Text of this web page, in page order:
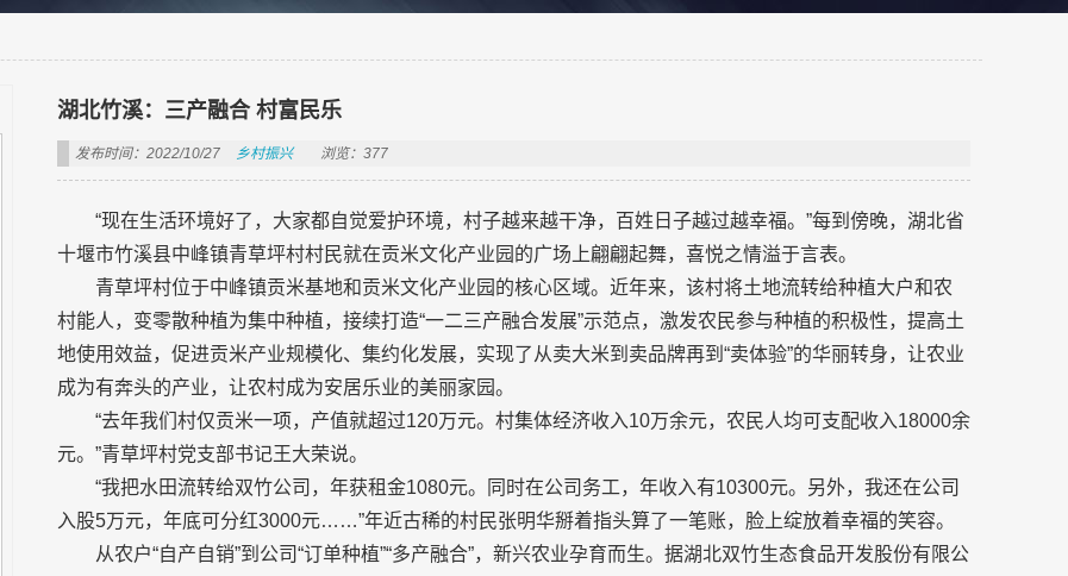
湖北竹溪：三产融合 村富民乐
发布时间：2022/10/27 乡村振兴 浏览：377
“现在生活环境好了，大家都自觉爱护环境，村子越来越干净，百姓日子越过越幸福。”每到傍晚，湖北省
十堰市竹溪县中峰镇青草坪村村民就在贡米文化产业园的广场上翩翩起舞，喜悦之情溢于言表。
青草坪村位于中峰镇贡米基地和贡米文化产业园的核心区域。近年来，该村将土地流转给种植大户和农
村能人，变零散种植为集中种植，接续打造“一二三产融合发展”示范点，激发农民参与种植的积极性，提高土
地使用效益，促进贡米产业规模化、集约化发展，实现了从卖大米到卖品牌再到“卖体验”的华丽转身，让农业
成为有奔头的产业，让农村成为安居乐业的美丽家园。
“去年我们村仅贡米一项，产值就超过120万元。村集体经济收入10万余元，农民人均可支配收入18000余
元。”青草坪村党支部书记王大荣说。
“我把水田流转给双竹公司，年获租金1080元。同时在公司务工，年收入有10300元。另外，我还在公司
入股5万元，年底可分红3000元……”年近古稀的村民张明华掰着指头算了一笔账，脸上绽放着幸福的笑容。
从农户“自产自销”到公司“订单种植”“多产融合”，新兴农业孕育而生。据湖北双竹生态食品开发股份有限公